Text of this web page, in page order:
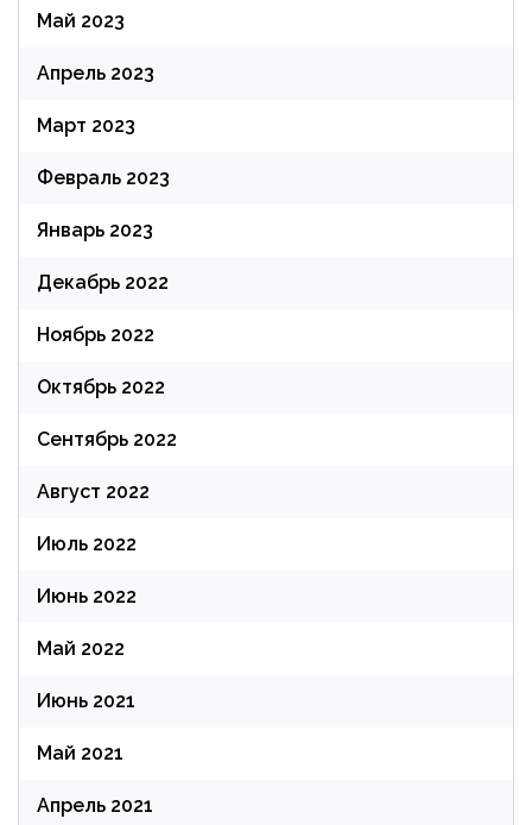
Май 2023
Апрель 2023
Март 2023
Февраль 2023
Январь 2023
Декабрь 2022
Ноябрь 2022
Октябрь 2022
Сентябрь 2022
Август 2022
Июль 2022
Июнь 2022
Май 2022
Июнь 2021
Май 2021
Апрель 2021